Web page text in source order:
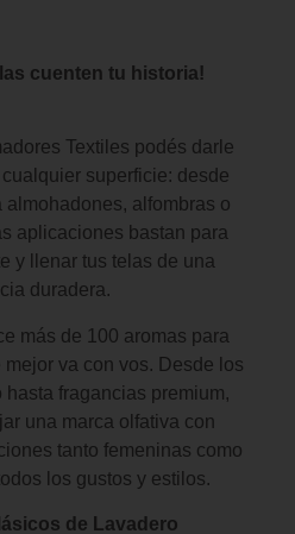
cuenten tu historia!
Textiles podés darle
superficie: desde
almohadones, alfombras o
aplicaciones bastan para
y llenar tus telas de una
duradera.
más de 100 aromas para
va con vos. Desde los
fragancias premium,
una marca olfativa con
tanto femeninas como
los gustos y estilos.
de Lavadero